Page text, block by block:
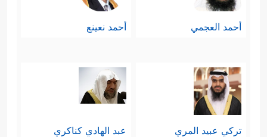
أحمد العجمي أحمد نعينع
تركي عبيد المري عبد الهادي كناكري